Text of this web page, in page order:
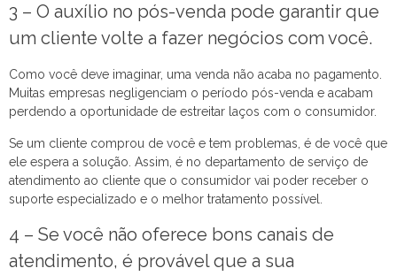
3 – O auxílio no pós-venda pode garantir que
um cliente volte a fazer negócios com você.
Como você deve imaginar, uma venda não acaba no pagamento.
Muitas empresas negligenciam o período pós-venda e acabam
perdendo a oportunidade de estreitar laços com o consumidor.
Se um cliente comprou de você e tem problemas, é de você que
ele espera a solução. Assim, é no departamento de serviço de
atendimento ao cliente que o consumidor vai poder receber o
suporte especializado e o melhor tratamento possível.
4 – Se você não oferece bons canais de
atendimento, é provável que a sua